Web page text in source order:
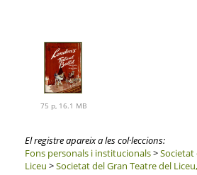
75 p, 16.1 MB
El registre apareix a les col·leccions:
Fons personals i institucionals>Societat
Liceu >Societat del Gran Teatre del